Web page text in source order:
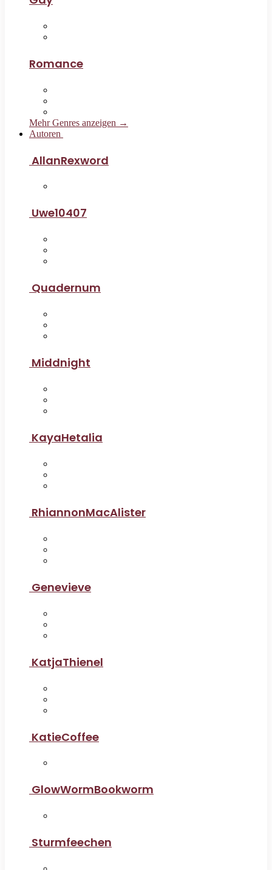
Romance
Mehr Genres anzeigen →
Autoren
AllanRexword
Uwe10407
Quadernum
Middnight
KayaHetalia
RhiannonMacAlister
Genevieve
KatjaThienel
KatieCoffee
GlowWormBookworm
Sturmfeechen